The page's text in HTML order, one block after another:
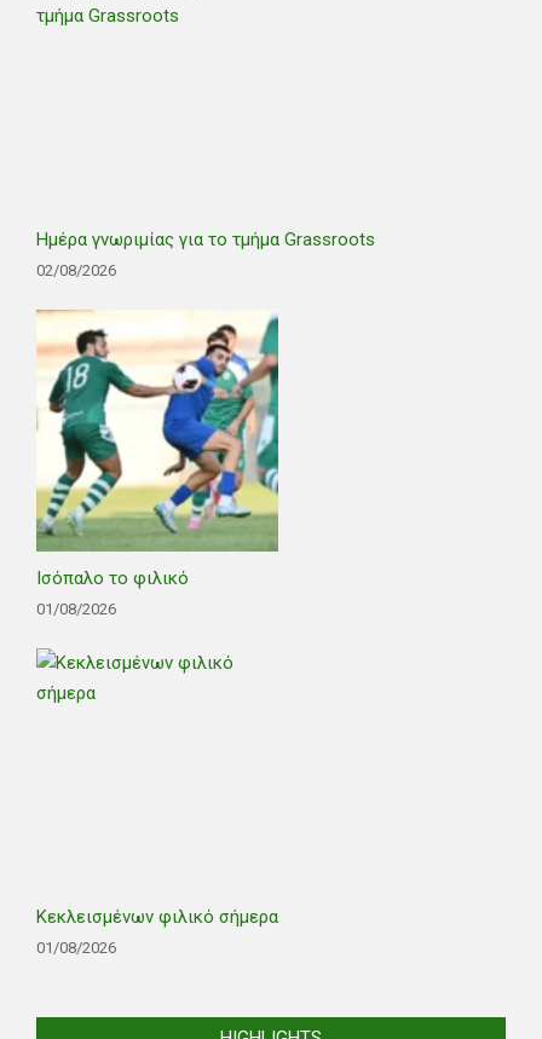
Ημέρα γνωριμίας για το τμήμα Grassroots
02/08/2026
Ισόπαλο το φιλικό
01/08/2026
Κεκλεισμένων φιλικό σήμερα
01/08/2026